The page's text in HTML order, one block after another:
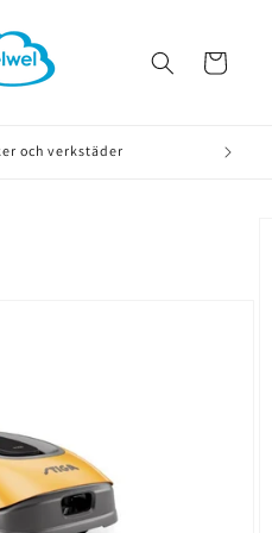
Varukorg
och verkstäder